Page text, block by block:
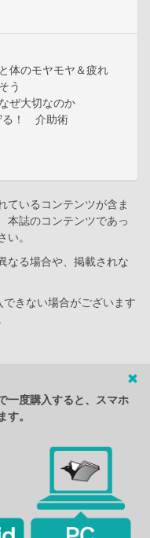
体のモヤモヤ＆疲れ
う
ぜ大切なのか
る！ 介助術
ているコンテンツが含ま
本誌のコンテンツであっ
い。
なる場合や、掲載されな
きない場合がございます
一度購入すると、スマホ
。